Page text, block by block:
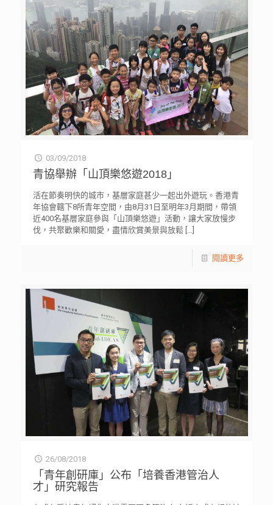
03/09/2018
青協舉辦「山頂樂悠遊2018」
活在節奏明快的城市，基層家庭甚少一起出外遊玩。香港青
年協會轄下8所青年空間，由8月31日至明年3月期間，帶領
近400名基層家庭參與「山頂樂悠遊」活動，讓大家放慢步
伐，共聚歡樂和關愛，盡情欣賞美景與放鬆[…]
閱讀更多
26/08/2018
「青年創研庫」公布「培養香港管治人
才」研究報告